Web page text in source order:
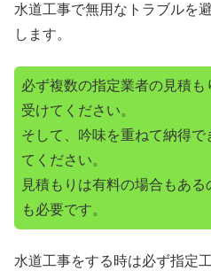
水道工事で無用なトラブルを
します。
必ず複数の指定業者の見積も
受けてください。
そして、吟味を重ねて納得で
てください。
見積もりは有料の場合もあ
も必要です。
水道工事をする時は必ず指定